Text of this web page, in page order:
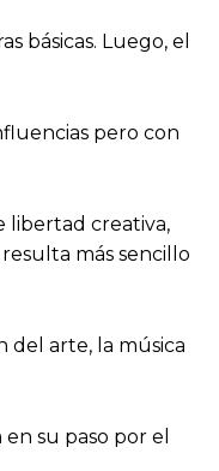
básicas. Luego, el
pero con
libertad creativa,
más sencillo
del arte, la música
su paso por el